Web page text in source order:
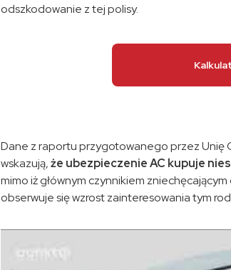
odszkodowanie z tej polisy.
Dane z raportu przygotowanego przez Unię
wskazują,że ubezpieczenie AC kupuje
mimo iż głównym czynnikiem
obserwuje się wzrost zainteresowania tym